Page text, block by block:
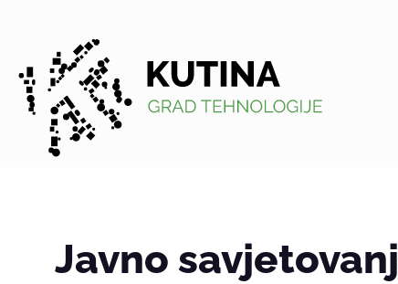
Kutina
Javno